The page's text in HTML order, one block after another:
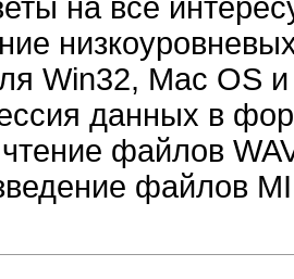
на все
Win32, Mac OS
данных в
файлов
файлов